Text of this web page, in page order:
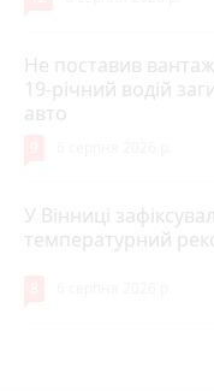
Не поставив
19-річний водій
авто
У Вінниці
температурний